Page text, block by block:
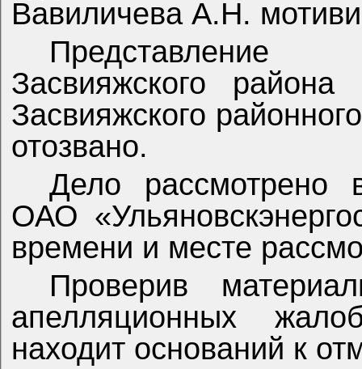
Вавиличева А.Н.
Представление
Засвияжского
Засвияжского
отозвано.
Дело рассмотрено
ОАО
времени и месте
Проверив
апелляционных
находит оснований к